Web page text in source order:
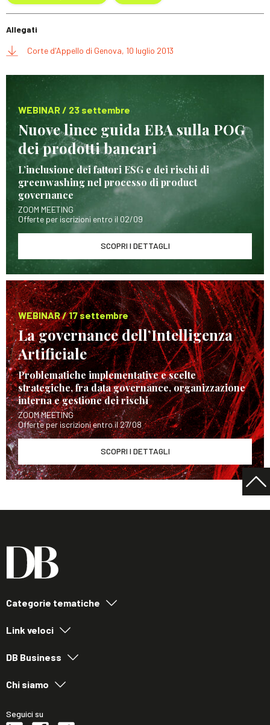
Allegati
Corte d'Appello di Genova, 10 luglio 2013
WEBINAR / 23 settembre
Nuove linee guida EBA sulla POG
dei prodotti bancari
L’inclusione dei fattori ESG e dei rischi di
greenwashing nel processo di product
governance
ZOOM MEETING
Offerte per iscrizioni entro il 02/09
SCOPRI I DETTAGLI
WEBINAR / 17 settembre
La governance dell’Intelligenza
Artificiale
Problematiche implementative e scelte
strategiche, fra data governance, organizzazione
interna e gestione dei rischi
ZOOM MEETING
Offerte per iscrizioni entro il 27/08
SCOPRI I DETTAGLI
Categorie tematiche
Link veloci
DB Business
Chi siamo
Seguici su